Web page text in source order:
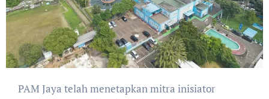
PAM Jaya telah menetapkan mitra inisiator